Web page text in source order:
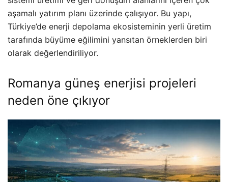
aşamalı yatırım planı üzerinde çalışıyor. Bu yapı,
Türkiye’de enerji depolama ekosisteminin yerli üretim
tarafında büyüme eğilimini yansıtan örneklerden biri
olarak değerlendiriliyor.
Romanya güneş enerjisi projeleri
neden öne çıkıyor